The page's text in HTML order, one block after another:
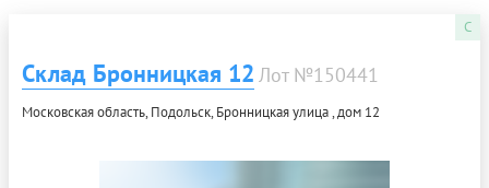
C
Склад Бронницкая 12 Лот №150441
Московская область, Подольск, Бронницкая улица , дом 12